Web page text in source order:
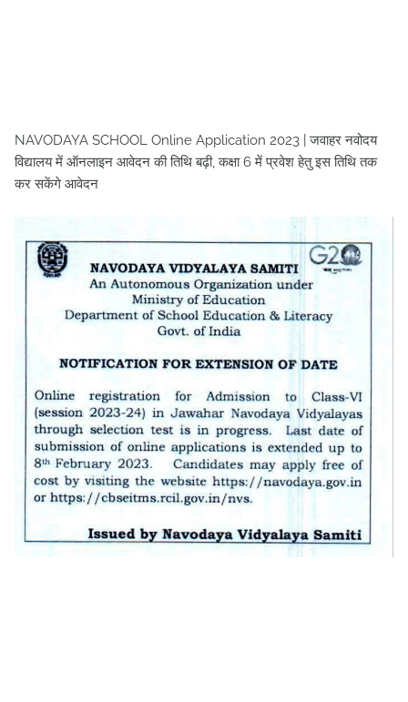
NAVODAYA SCHOOL Online Application 2023 | जवाहर नवोदय
विद्यालय में ऑनलाइन आवेदन की तिथि बढ़ी, कक्षा 6 में प्रवेश हेतु इस तिथि तक
कर सकेंगे आवेदन